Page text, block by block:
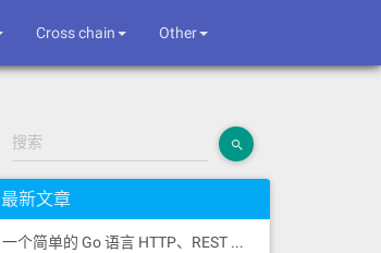
Cross chain Other
搜索
最新文章
一个简单的 Go 语言 HTTP、REST 和 SSE 客户端库